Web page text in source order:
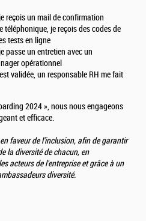
reçois un mail de confirmation
téléphonique, je reçois des codes de
tests en ligne
passe un entretien avec un
opérationnel
validée, un responsable RH me fait
2024 », nous nous engageons
et efficace.
faveur de l'inclusion, afin de garantir
la diversité de chacun, en
acteurs de l'entreprise et grâce à un
diversité.